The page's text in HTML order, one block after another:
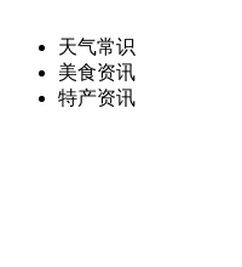
天气常识
美食资讯
特产资讯